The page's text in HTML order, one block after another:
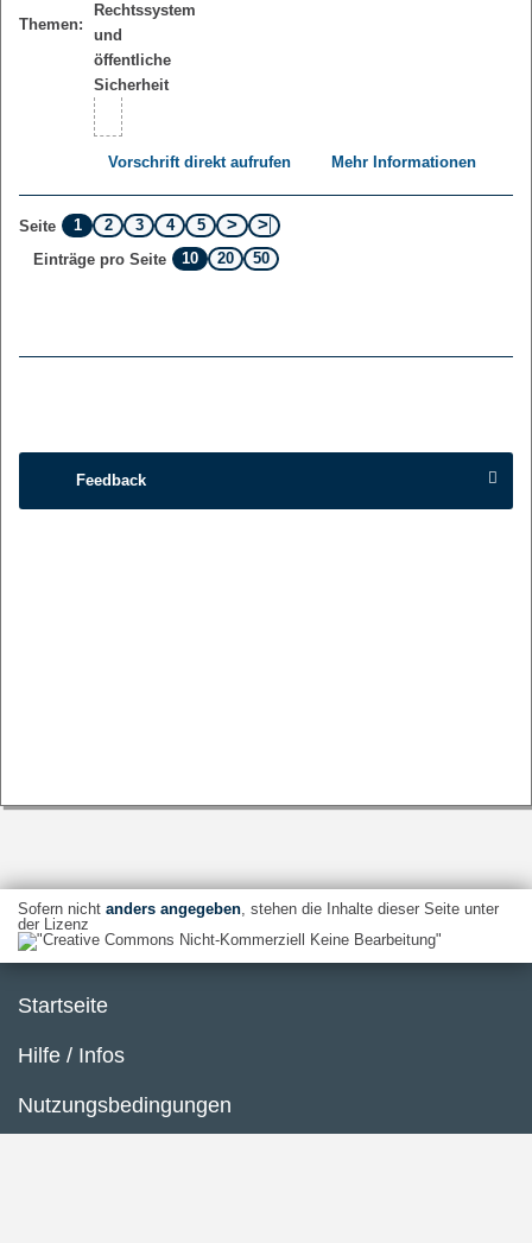
Themen:
Vorschrift direkt aufrufen Mehr Informationen
Seite 1 2 3 4
5
Einträge pro Seite
10 20 50
Feedback
Sofern nicht anders angegeben, stehen die Inhalte dieser Seite unter
der Lizenz
Startseite
Hilfe / Infos
Nutzungsbedingungen